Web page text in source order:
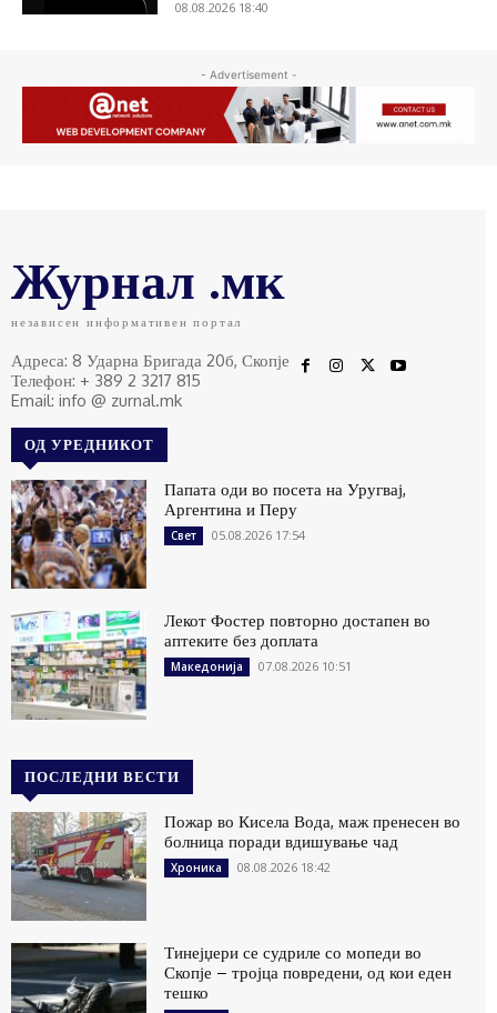
08.08.2026 18:40
- Advertisement -
Журнал .мк
независен информативен портал
Адреса: 8 Ударна Бригада 20б, Скопје
Телефон: + 389 2 3217 815
Email: info @ zurnal.mk
ОД УРЕДНИКОТ
Папата оди во посета на Уругвај,
Аргентина и Перу
Свет 05.08.2026 17:54
Лекот Фостер повторно достапен во
аптеките без доплата
Македонија 07.08.2026 10:51
ПОСЛЕДНИ ВЕСТИ
Пожар во Кисела Вода, маж пренесен во
болница поради вдишување чад
Хроника 08.08.2026 18:42
Тинејџери се судриле со мопеди во
Скопје – тројца повредени, од кои еден
тешко